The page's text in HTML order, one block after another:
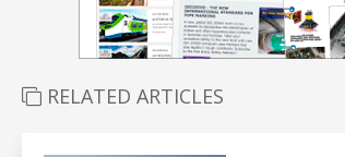
RELATED ARTICLES